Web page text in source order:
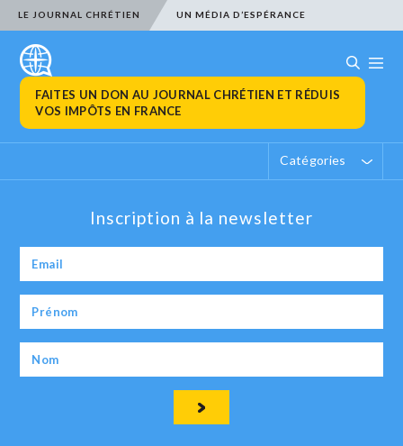
LE JOURNAL CHRÉTIEN UN MÉDIA D’ESPÉRANCE
FAITES UN DON AU JOURNAL CHRÉTIEN ET RÉDUIS
VOS IMPÔTS EN FRANCE
Catégories
Inscription à la newsletter